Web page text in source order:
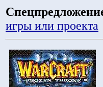
игры или проекта